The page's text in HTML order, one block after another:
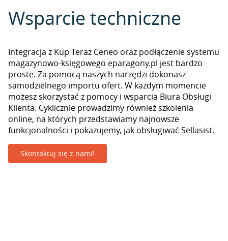
Wsparcie techniczne
Integracja z Kup Teraz Ceneo oraz podłączenie systemu
magazynowo-księgowego eparagony.pl jest bardzo
proste. Za pomocą naszych narzędzi dokonasz
samodzielnego importu ofert. W każdym momencie
możesz skorzystać z pomocy i wsparcia Biura Obsługi
Klienta. Cyklicznie prowadzimy również szkolenia
online, na których przedstawiamy najnowsze
funkcjonalności i pokazujemy, jak obsługiwać Sellasist.
Skontaktuj się z nami!